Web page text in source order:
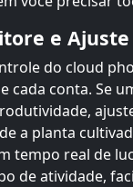
e Ajuste
do cloud
cada conta. Se
a planta
tempo real de
de atividade,